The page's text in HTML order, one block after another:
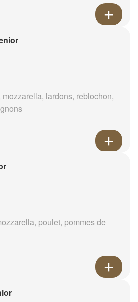
lardons, reblochon,
poulet, pommes de